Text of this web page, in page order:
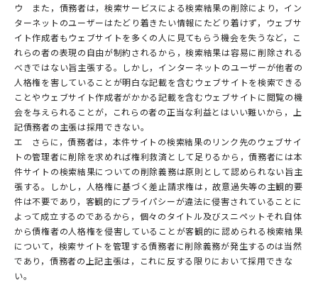
ウ また，債務者は，検索サービスによる検索結果の削除により，イン
ターネットのユーザーはたどり着きたい情報にたどり着けず，ウェブサ
イト作成者もウェブサイトを多くの人に見てもらう機会を失うなど，こ
れらの者の表現の自由が制約されるから，検索結果は容易に削除される
べきではない旨主張する。しかし，インターネットのユーザーが他者の
人格権を害していることが明白な記載を含むウェブサイトを検索できる
ことやウェブサイト作成者がかかる記載を含むウェブサイトに閲覧の機
会を与えられることが，これらの者の正当な利益とはいい難いから，上
記債務者の主張は採用できない。
エ さらに，債務者は，本件サイトの検索結果のリンク先のウェブサイ
トの管理者に削除を求めれば権利救済として足りるから，債務者には本
件サイトの検索結果についての削除義務は原則として認められない旨主
張する。しかし，人格権に基づく差止請求権は，故意過失等の主観的要
件は不要であり，客観的にプライパシーが違法に侵害されていることに
よって成立するのであるから，個々のタイトル及びスニペットそれ自体
から債権者の人格権を侵害していることが客観的に認められる検索結果
について，検索サイトを管理する債務者に削除義務が発生するのは当然
であり，債務者の上記主張は，これに反する限りにおいて採用できな
い。